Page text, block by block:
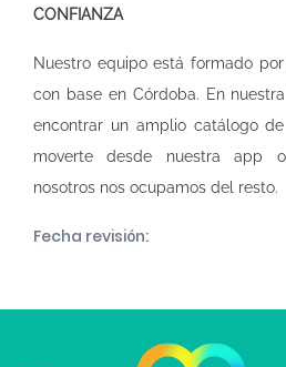
CONFIANZA
Nuestro equipo está formado
con base en Córdoba. En
encontrar un amplio catálogo
moverte desde nuestra app
nosotros nos ocupamos del resto.
Fecha revisión: